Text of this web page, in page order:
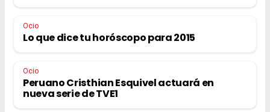
Ocio
Lo que dice tu horóscopo para 2015
Ocio
Peruano Cristhian Esquivel actuará en
nueva serie de TVE1